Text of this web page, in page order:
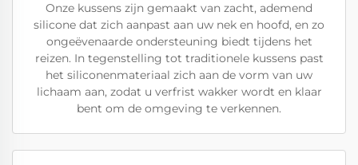
Onze kussens zijn gemaakt van zacht, ademend
silicone dat zich aanpast aan uw nek en hoofd, en zo
ongeëvenaarde ondersteuning biedt tijdens het
reizen. In tegenstelling tot traditionele kussens past
het siliconenmateriaal zich aan de vorm van uw
lichaam aan, zodat u verfrist wakker wordt en klaar
bent om de omgeving te verkennen.